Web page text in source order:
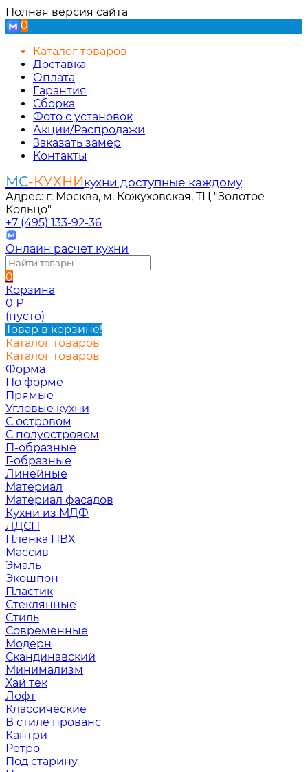
Полная версия сайта
0
Каталог товаров
Доставка
Оплата
Гарантия
Сборка
Фото с установок
Акции/Распродажи
Заказать замер
Контакты
МС-КУХНИкухни доступные каждому
Адрес: г. Москва, м. Кожуховская, ТЦ "Золотое
Кольцо"
+7 (495) 133-92-36
Онлайн расчет кухни
0
Корзина
0 ₽
(пусто)
Товар в корзине!
Каталог товаров
Каталог товаров
Форма
По форме
Прямые
Угловые кухни
С островом
С полуостровом
П-образные
Г-образные
Линейные
Материал
Материал фасадов
Кухни из МДФ
ЛДСП
Пленка ПВХ
Массив
Эмаль
Экошпон
Пластик
Стеклянные
Стиль
Современные
Модерн
Скандинавский
Минимализм
Хай тек
Лофт
Классические
В стиле прованс
Кантри
Ретро
Под старину